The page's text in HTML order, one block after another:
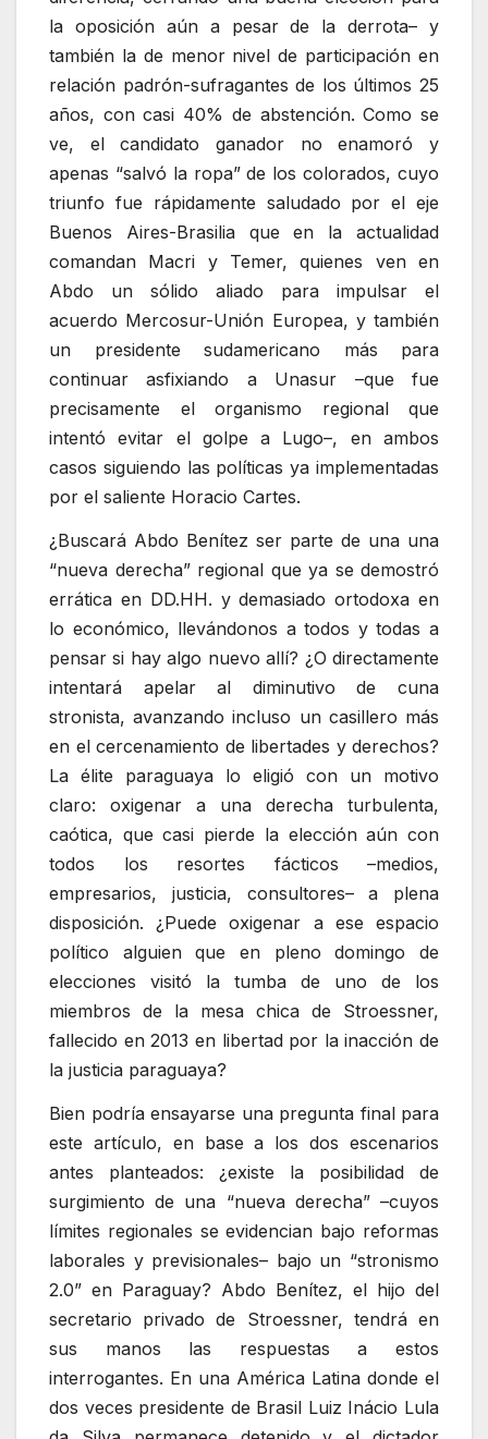
la oposición aún a pesar de la derrota– y
también la de menor nivel de participación en
relación padrón-sufragantes de los últimos 25
años, con casi 40% de abstención. Como se
ve, el candidato ganador no enamoró y
apenas “salvó la ropa” de los colorados, cuyo
triunfo fue rápidamente saludado por el eje
Buenos Aires-Brasilia que en la actualidad
comandan Macri y Temer, quienes ven en
Abdo un sólido aliado para impulsar el
acuerdo Mercosur-Unión Europea, y también
un presidente sudamericano más para
continuar asfixiando a Unasur –que fue
precisamente el organismo regional que
intentó evitar el golpe a Lugo–, en ambos
casos siguiendo las políticas ya implementadas
por el saliente Horacio Cartes.
¿Buscará Abdo Benítez ser parte de una una
“nueva derecha” regional que ya se demostró
errática en DD.HH. y demasiado ortodoxa en
lo económico, llevándonos a todos y todas a
pensar si hay algo nuevo allí? ¿O directamente
intentará apelar al diminutivo de cuna
stronista, avanzando incluso un casillero más
en el cercenamiento de libertades y derechos?
La élite paraguaya lo eligió con un motivo
claro: oxigenar a una derecha turbulenta,
caótica, que casi pierde la elección aún con
todos los resortes fácticos –medios,
empresarios, justicia, consultores– a plena
disposición. ¿Puede oxigenar a ese espacio
político alguien que en pleno domingo de
elecciones visitó la tumba de uno de los
miembros de la mesa chica de Stroessner,
fallecido en 2013 en libertad por la inacción de
la justicia paraguaya?
Bien podría ensayarse una pregunta final para
este artículo, en base a los dos escenarios
antes planteados: ¿existe la posibilidad de
surgimiento de una “nueva derecha” –cuyos
límites regionales se evidencian bajo reformas
laborales y previsionales– bajo un “stronismo
2.0” en Paraguay? Abdo Benítez, el hijo del
secretario privado de Stroessner, tendrá en
sus manos las respuestas a estos
interrogantes. En una América Latina donde el
dos veces presidente de Brasil Luiz Inácio Lula